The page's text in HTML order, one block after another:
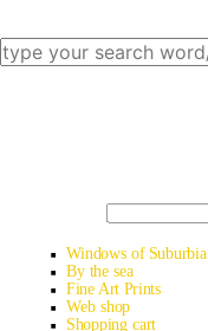
Windows of Suburbia
By the sea
Fine Art Prints
Web shop
Shopping cart